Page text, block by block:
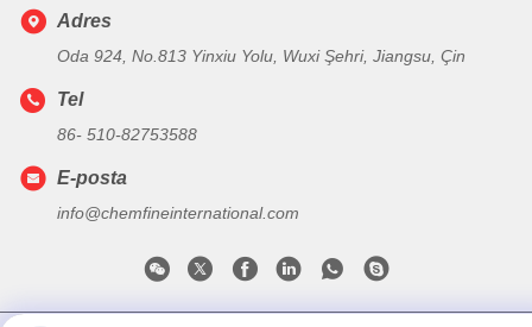
Adres
Oda 924, No.813 Yinxiu Yolu, Wuxi Şehri, Jiangsu, Çin
Tel
86- 510-82753588
E-posta
info@chemfineinternational.com